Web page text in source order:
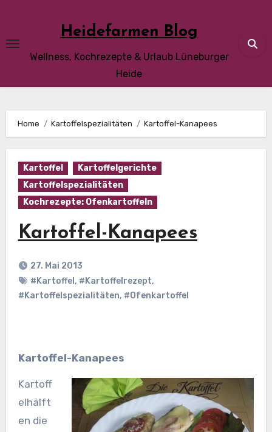
content
Heidefarmen Blog
Wellness, Kochrezepte & Urlaub Lüneburger
Heide
Home Kartoffelspezialitäten Kartoffel-Kanapees
Kartoffel
Kartoffelgerichte
Kartoffelspezialitäten
Kochrezepte: Ofenkartoffeln
Kartoffel-Kanapees
27. Mai 2013
#Kartoffel , #Kartoffelrezept,
#Kartoffelspezialitäten, #Ofenkartoffel
Kartoffel-Kanapees
Kartoff
elhälft
en die